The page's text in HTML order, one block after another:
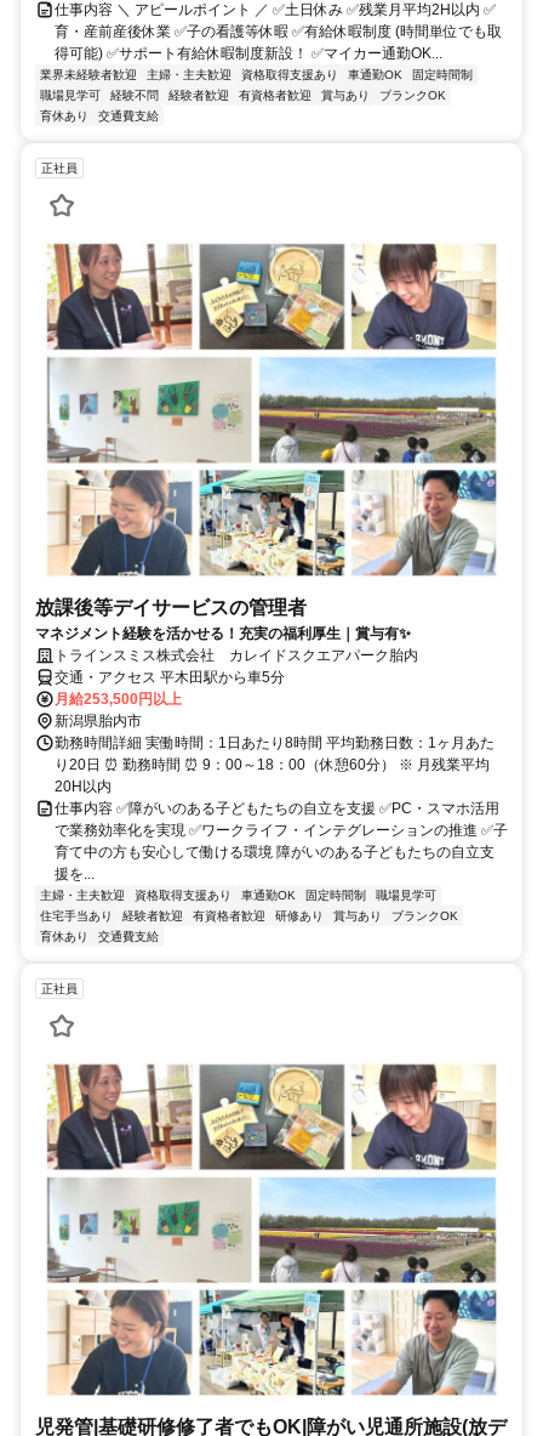
仕事内容 ＼ アピールポイント ／ ✅土日休み ✅残業月平均2H以内 ✅
育・産前産後休業 ✅子の看護等休暇 ✅有給休暇制度 (時間単位でも取
得可能) ✅サポート有給休暇制度新設！ ✅マイカー通勤OK...
業界未経験者歓迎 主婦・主夫歓迎 資格取得支援あり 車通勤OK
固定時間制
職場見学可
経験不問 経験者歓迎 有資格者歓迎 賞与あり
ブランクOK
育休あり
交通費支給
正社員
放課後等デイサービスの管理者
マネジメント経験を活かせる！充実の福利厚生｜賞与有✨
トラインスミス株式会社 カレイドスクエアパーク胎内
交通・アクセス 平木田駅から車5分
月給253,500円以上
新潟県胎内市
勤務時間詳細 実働時間：1日あたり8時間 平均勤務日数：1ヶ月あた
り20日 ⏰ 勤務時間 ⏰ 9：00～18：00（休憩60分） ※ 月残業平均
20H以内
仕事内容 ✅障がいのある子どもたちの自立を支援 ✅PC・スマホ活用
で業務効率化を実現 ✅ワークライフ・インテグレーションの推進 ✅子
育て中の方も安心して働ける環境 障がいのある子どもたちの自立支
援を...
主婦・主夫歓迎 資格取得支援あり 車通勤OK 固定時間制
職場見学可
住宅手当あり
経験者歓迎 有資格者歓迎 研修あり 賞与あり
ブランクOK
育休あり
交通費支給
正社員
児発管|基礎研修修了者でもOK|障がい児通所施設(放デ